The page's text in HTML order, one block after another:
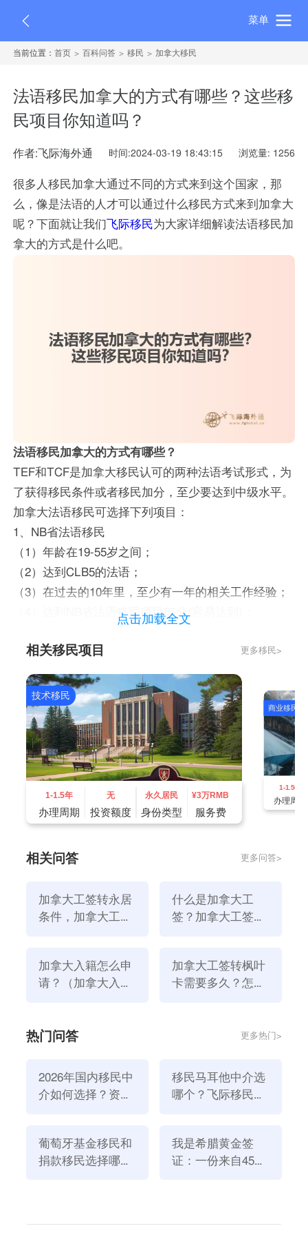
菜单
当前位置：首页 百科问答 移民 加拿大移民
法语移民加拿大的方式有哪些？这些移
民项目你知道吗？
作者:飞际海外通 时间:2024-03-19 18:43:15 浏览量: 1256
很多人移民加拿大通过不同的方式来到这个国家，那
么，像是法语的人才可以通过什么移民方式来到加拿大
呢？下面就让我们
飞际移民为大家详细解读法语移民加
拿大的方式是什么吧。
法语移民加拿大的方式有哪些？
TEF和TCF是加拿大移民认可的两种法语考试形式，为
了获得移民条件或者移民加分，至少要达到中级水平。
加拿大法语移民可选择下列项目：
1、NB省法语移民
（1）年龄在19-55岁之间；
（2）达到CLB5的法语；
（3）在过去的10年里，至少有一年的相关工作经验；
（4）达到NB省法语移民项目65分(容易达到)；
2、加拿大技术移民：目前法语类别的邀请分数较低，
具体需要这里帮助申请人计算分数；
（1）工作经验：职业类别属于TEER0/1/2/3。如果选
择FSW类别评估，需要在5年内有1年的全职工作经
（2）学历要求：本科或以上学历要求；
（3）语言要求：英语能力达到CLB6；法语能力达到
（5）资金证明：证明在加拿大有足够的钱来养活自己
4、EE快速通道
从2023年7月开始，联邦EE快速通道开始定向邀请申请
以达到CLB7(第一语言或第二语言可以达到CLB7)。项
目额外要求：
点击加载全文
相关移民项目 更多移民>
技术移民
1-1.5年
办理周期
无
投资额度
永久居民
身份类型
¥3万RMB
服务费
商业移民
1-1.5年
办理周期
相关问答 更多问答>
加拿大工签转永居
条件，加拿大工签
什么是加拿大工
签？加拿大工签转
加拿大入籍怎么申
请？（加拿大入籍
加拿大工签转枫叶
卡需要多久？怎样
热门问答 更多热门>
2026年国内移民中
介如何选择？资
移民马耳他中介选
哪个？飞际移民是
葡萄牙基金移民和
捐款移民选择哪个
我是希腊黄金签
证：一份来自45亿